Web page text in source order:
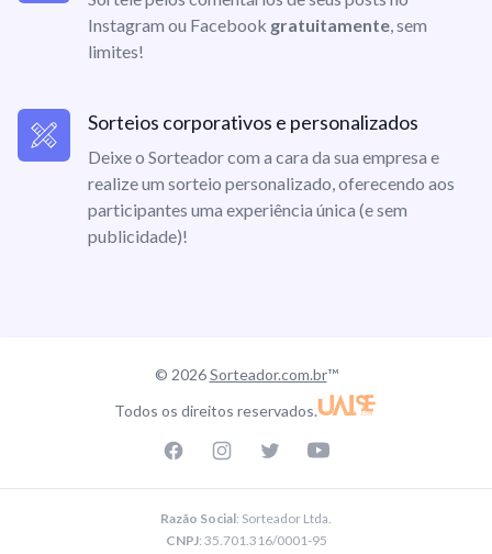
Instagram ou Facebook gratuitamente, sem
limites!
Sorteios corporativos e personalizados
Deixe o Sorteador com a cara da sua empresa e
realize um sorteio personalizado, oferecendo aos
participantes uma experiência única (e sem
publicidade)!
© 2026Sorteador.com.br™
Todos os direitos reservados.
Razão Social: Sorteador Ltda.
CNPJ: 35.701.316/0001-95